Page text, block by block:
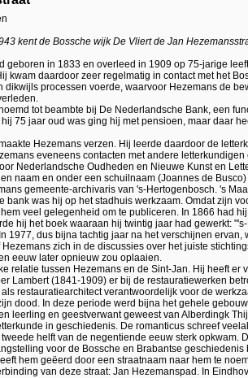
kent de Bossche wijk De Vliert de Jan
geboren in 1833 en overleed in 1909 op 75-jarige
kwam daardoor zeer regelmatig in contact met het
dikwijls processen voerde, waarvoor Hezemans de
tot beambte bij De Nederlandsche Bank, een
75 jaar oud was ging hij met pensioen, maar daar
Hezemans verzen. Hij leerde daardoor de
eveneens contacten met andere
Nederlandsche Oudheden en Nieuwe Kunst en
naam en onder een schuilnaam (Joannes de
gemeente-archivaris van 's-Hertogenbosch. 's
bank was hij op het stadhuis werkzaam. Omdat zijn
veel gelegenheid om te publiceren. In 1866 had
hij het boek waaraan hij twintig jaar had gewerkt:
1977, dus bijna tachtig jaar na het verschijnen ervan,
zich in de discussies over het juiste
eeuw later opnieuw zou oplaaien.
relatie tussen Hezemans en de Sint-Jan. Hij heeft er
Lambert (1841-1909) er bij de restauratiewerken
restauratiearchitect verantwoordelijk voor de
dood. In deze periode werd bijna het gehele
leerling en geestverwant geweest van Alberdingk
in geschiedenis. De romanticus schreef
helft van de negentiende eeuw sterk opkwam.
voor de Bossche en Brabantse geschiedenis
hem geëerd door een straatnaam naar hem te
van deze straat: Jan Hezemanspad. In